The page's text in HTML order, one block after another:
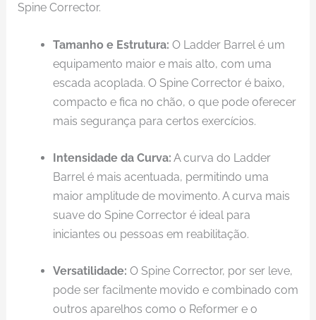
Spine Corrector.
Tamanho e Estrutura: O Ladder Barrel é um
equipamento maior e mais alto, com uma
escada acoplada. O Spine Corrector é baixo,
compacto e fica no chão, o que pode oferecer
mais segurança para certos exercícios.
Intensidade da Curva: A curva do Ladder
Barrel é mais acentuada, permitindo uma
maior amplitude de movimento. A curva mais
suave do Spine Corrector é ideal para
iniciantes ou pessoas em reabilitação.
Versatilidade: O Spine Corrector, por ser leve,
pode ser facilmente movido e combinado com
outros aparelhos como o Reformer e o